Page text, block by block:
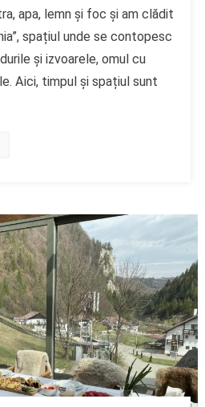
apa, lemn și foc și am clădit
spațiul unde se contopesc
și izvoarele, omul cu
Aici, timpul și spațiul sunt